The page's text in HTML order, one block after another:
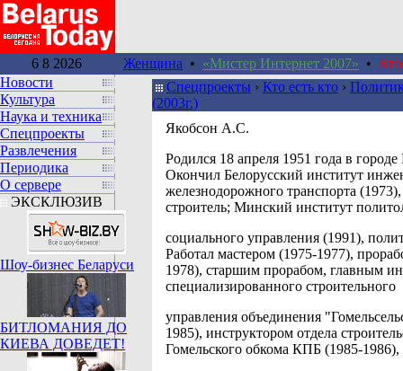
6 8 2026 Женщина • «Мистер Интернет 2007» • Кто
Новости
Культура
Наука и техника
Спецпроекты
Развлечения
Периодика
О сервере
ЭКСКЛЮЗИВ
Шоу-бизнес Беларуси
БИТЛОМАНИЯ ДО
КИЕВА ДОВЕДЕТ!
Спецпроекты › Кто есть кто ›
(2003г.)
Якобсон А.С.
Родился 18 апреля 1951 года в городе
Окончил Белорусский институт
железнодорожного транспорта
строитель; Минский институт
социального управления (1991),
Работал мастером (1975-1977),
1978), старшим прорабом, главным
специализированного строительного
управления объединения
1985), инструктором отдела
Гомельского обкома КПБ (1985-1986),